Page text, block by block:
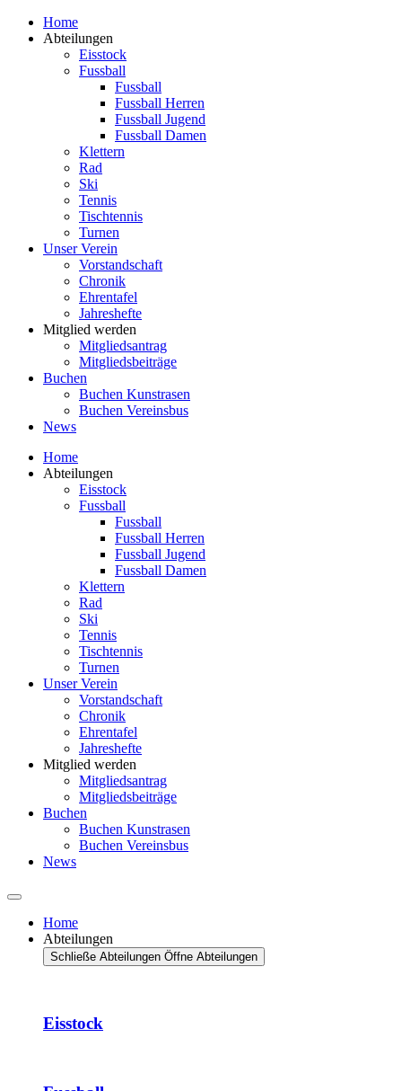
Zum
Inhalt
Home
Abteilungen
Eisstock
Fussball
Fussball
Fussball Herren
Fussball Jugend
Fussball Damen
Klettern
Rad
Ski
Tennis
Tischtennis
Turnen
Unser Verein
Vorstandschaft
Chronik
Ehrentafel
Jahreshefte
Mitglied werden
Mitgliedsantrag
Mitgliedsbeiträge
Buchen
Buchen Kunstrasen
Buchen Vereinsbus
News
Home
Abteilungen
Eisstock
Fussball
Fussball
Fussball Herren
Fussball Jugend
Fussball Damen
Klettern
Rad
Ski
Tennis
Tischtennis
Turnen
Unser Verein
Vorstandschaft
Chronik
Ehrentafel
Jahreshefte
Mitglied werden
Mitgliedsantrag
Mitgliedsbeiträge
Buchen
Buchen Kunstrasen
Buchen Vereinsbus
News
Home
Abteilungen
Schließe Abteilungen Öffne Abteilungen
Eisstock